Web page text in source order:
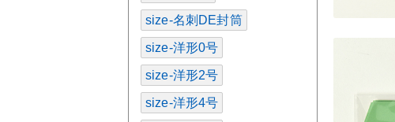
size-名刺DE封筒
size-洋形0号
size-洋形2号
size-洋形4号